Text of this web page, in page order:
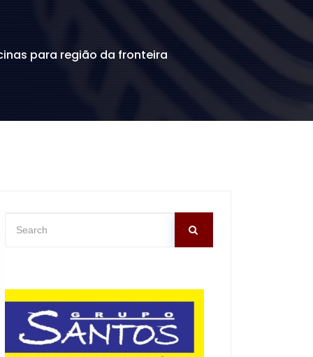
para região da fronteira